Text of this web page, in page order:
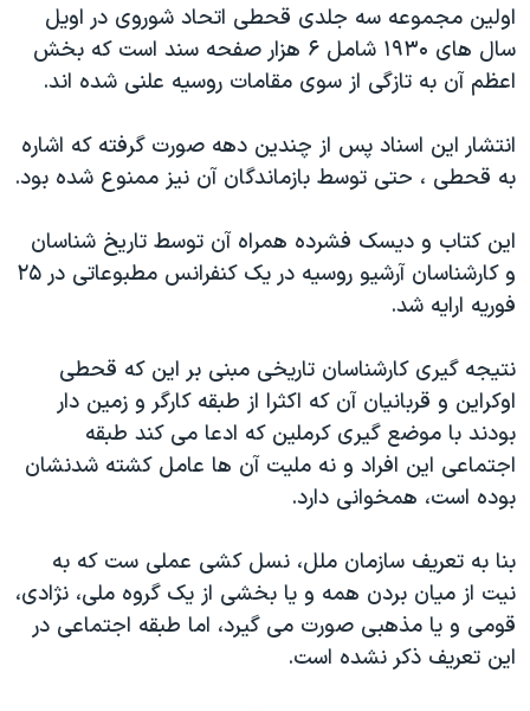
علم و فناوری
اسرائیل در جنگ
آرشیو پخش زنده
رمز مهسا
ورزش زنان در ایران
مجموعه مستندهای دادخواهی
دادگاه حمید نوری
چهل سال گروگان‌گیری
اعتراضات مردمی آبان ۹۸
اسرائیل در جنگ
نرگس محمدی برنده جایزه نوبل صلح
همایش محافظه‌کاران آمریکا «سی‌پک»
سفر پرزیدنت ترامپ به چین
زبانهای مختلف
اولین مجموعه سه جلدی قحطی اتحاد شوروی در اویل
سال های ۱۹۳۰ شامل ۶ هزار صفحه سند است که بخش
اعظم آن به تازگی از سوی مقامات روسیه علنی شده اند.
انتشار این اسناد پس از چندین دهه صورت گرفته که اشاره
به قحطی ، حتی توسط بازماندگان آن نیز ممنوع شده بود.
این کتاب و دیسک فشرده همراه آن توسط تاریخ شناسان
و کارشناسان آرشیو روسیه در یک کنفرانس مطبوعاتی در ۲۵
فوریه ارایه شد.
نتیجه گیری کارشناسان تاریخی مبنی بر این که قحطی
اوکراین و قربانیان آن که اکثرا از طبقه کارگر و زمین دار
بودند با موضع گیری کرملین که ادعا می کند طبقه
اجتماعی این افراد و نه ملیت آن ها عامل کشته شدنشان
بوده است، همخوانی دارد.
بنا به تعریف سازمان ملل، نسل کشی عملی ست که به
نیت از میان بردن همه و یا بخشی از یک گروه ملی، نژادی،
قومی و یا مذهبی صورت می گیرد، اما طبقه اجتماعی در
این تعریف ذکر نشده است.